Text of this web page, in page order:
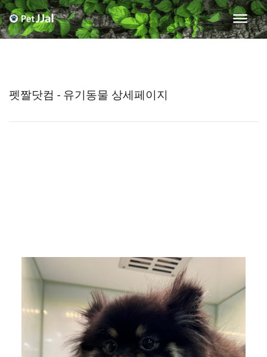
펫짤닷컴 - 유기동물 상세페이지